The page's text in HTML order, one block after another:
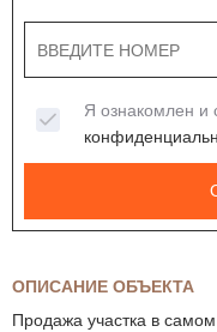
ОПИСАНИЕ ОБЪЕКТА
Продажа участка в
Я ознакомлен и